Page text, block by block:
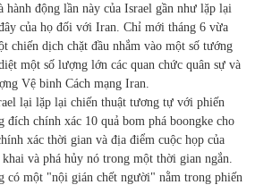
động lần này của Israel gần như lặp lại
của họ đối với Iran. Chỉ mới tháng 6 vừa
chiến dịch chặt đầu nhắm vào một số tướng
một số lượng lớn các quan chức quân sự và
Vệ binh Cách mạng Iran.
lại lặp lại chiến thuật tương tự với phiến
đích chính xác 10 quả bom phá boongke cho
xác thời gian và địa điểm cuộc họp của
và phá hủy nó trong một thời gian ngắn.
có một "nội gián chết người" nằm trong phiến